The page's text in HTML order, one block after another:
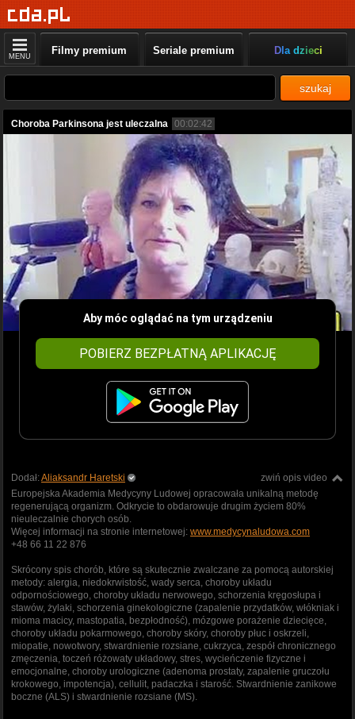
MENU Filmy premium Seriale premium Dla dzieci
szukaj
Choroba Parkinsona jest uleczalna 00:02:42
Aby móc oglądać na tym urządzeniu
POBIERZ BEZPŁATNĄ APLIKACJĘ
zwiń opis video
Dodał:Aliaksandr Haretski
Europejska Akademia Medycyny Ludowej opracowała unikalną metodę
regenerującą organizm. Odkrycie to obdarowuje drugim życiem 80%
nieuleczalnie chorych osób.
Więcej informacji na stronie internetowej: www.medycynaludowa.com
+48 66 11 22 876
Skrócony spis chorób, które są skutecznie zwalczane za pomocą autorskiej
metody: alergia, niedokrwistość, wady serca, choroby układu
odpornościowego, choroby układu nerwowego, schorzenia kręgosłupa i
stawów, żylaki, schorzenia ginekologiczne (zapalenie przydatków, włókniak i
mioma macicy, mastopatia, bezpłodność), mózgowe porażenie dziecięce,
choroby układu pokarmowego, choroby skóry, choroby płuc i oskrzeli,
miopatie, nowotwory, stwardnienie rozsiane, cukrzyca, zespół chronicznego
zmęczenia, toczeń różowaty układowy, stres, wycieńczenie fizyczne i
emocjonalne, choroby urologiczne (adenoma prostaty, zapalenie gruczołu
krokowego, impotencja), cellulit, padaczka i starość. Stwardnienie zanikowe
boczne (ALS) i stwardnienie rozsiane (MS).